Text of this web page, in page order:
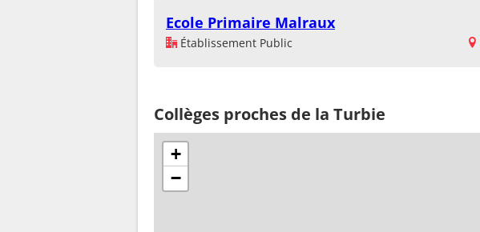
Ecole Primaire Malraux
Établissement Public
Collèges proches de la Turbie
+
−